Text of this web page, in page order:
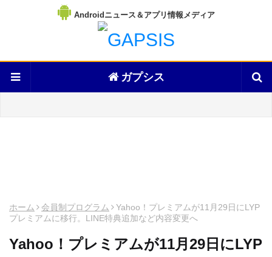
Androidニュース＆アプリ情報メディア
ガプシス
ホーム 会員制プログラム
Yahoo！プレミアムが11月29日にLYP
プレミアムに移行。LINE特典追加など内容変更へ
Yahoo！プレミアムが11月29日にLYP